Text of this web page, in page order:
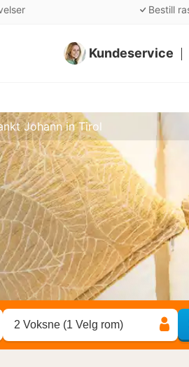
Bestill
Kundeservice
Johann in Tirol
2 Voksne (1 Velg rom)